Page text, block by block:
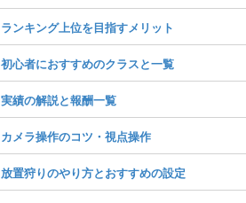
ランキング上位を目指すメリット
初心者におすすめのクラスと一覧
実績の解説と報酬一覧
カメラ操作のコツ・視点操作
放置狩りのやり方とおすすめの設定